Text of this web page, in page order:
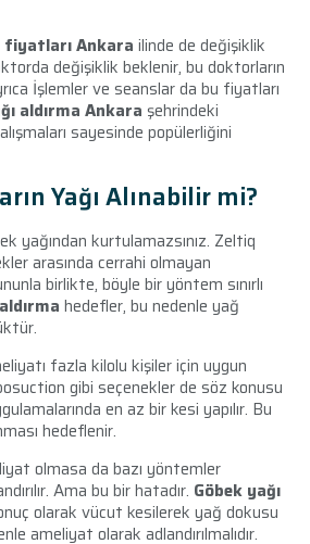
fiyatları Ankara ilinde de değişiklik
değişiklik beklenir, bu doktorların
İşlemler ve seanslar da bu fiyatları
aldırma Ankara şehrindeki
sayesinde popülerliğini
Yağı Alınabilir mi?
yağından kurtulamazsınız. Zeltiq
arasında cerrahi olmayan
birlikte, böyle bir yöntem sınırlı
hedefler, bu nedenle yağ
fazla kilolu kişiler için uygun
gibi seçenekler de söz konusu
en az bir kesi yapılır. Bu
hedeflenir.
olmasa da bazı yöntemler
Ama bu bir hatadır. Göbek yağı
olarak vücut kesilerek yağ dokusu
ameliyat olarak adlandırılmalıdır.